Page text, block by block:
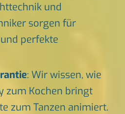
und
sorgen für
perfekte
: Wir wissen, wie
zum Kochen bringt
zum Tanzen animiert.